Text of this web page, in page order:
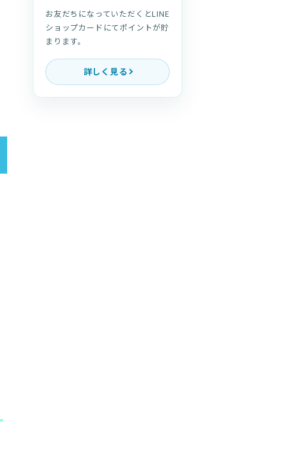
お友だちになっていただくとLINE
ショップカードにてポイントが貯
まります。
詳しく見る